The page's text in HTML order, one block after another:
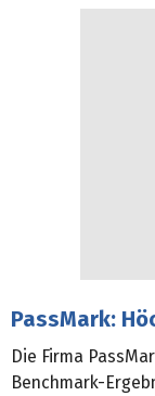
PassMark:
Die Firma
Benchmark-